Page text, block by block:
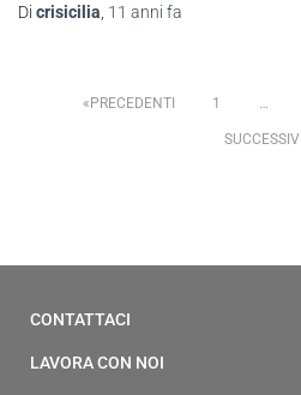
Di crisicilia 11 anni fa
PRECEDENTI 1 …
SUCCESSIVI
CONTATTACI
LAVORA CON NOI